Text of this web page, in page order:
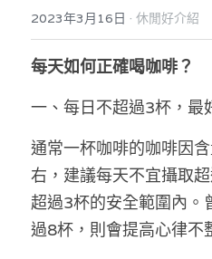
美西媒體謊言實錄
宏福‧革新
宏福苑聽證會
宏福火災正視聽
記錄．宏福苑火災
港聞
中國
國際
娛樂
反華推手你要知
反華推手懶人包
KOL 專欄
2023年3月16日 · 休閒好介紹
每天如何正確喝咖啡？
一、每日不超過3杯，最
通常一杯咖啡的咖啡因
右，建議每天不宜攝取
超過3杯的安全範圍內。
過8杯，則會提高心律不